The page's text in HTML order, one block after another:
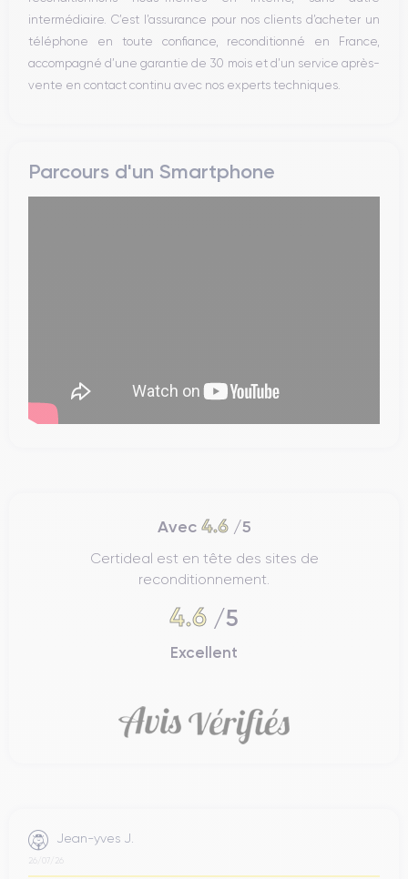
intermédiaire. C’est l’assurance pour nos clients d’acheter un
téléphone en toute confiance, reconditionné en France,
accompagné d’une garantie de 30 mois et d’un service après-
vente en contact continu avec nos experts techniques.
Parcours d'un Smartphone
Avec 4.6/5
Certideal est en tête des sites de
reconditionnement.
4.6 /5
Excellent
Jean-yves J.
26/07/26